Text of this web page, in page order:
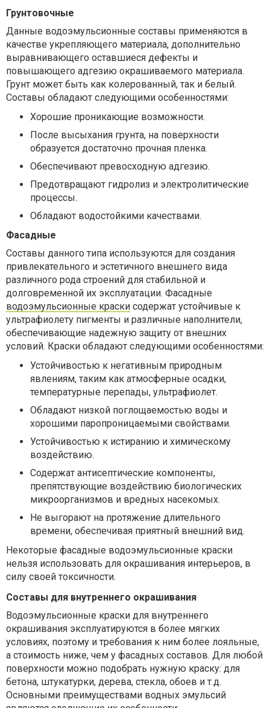
Грунтовочные
Данные водоэмульсионные составы применяются в
качестве укрепляющего материала, дополнительно
выравнивающего оставшиеся дефекты и
повышающего адгезию окрашиваемого материала.
Грунт может быть как колерованный, так и белый.
Составы обладают следующими особенностями:
Хорошие проникающие возможности.
После высыхания грунта, на поверхности
образуется достаточно прочная пленка.
Обеспечивают превосходную адгезию.
Предотвращают гидролиз и электролитические
процессы.
Обладают водостойкими качествами.
Фасадные
Составы данного типа используются для создания
привлекательного и эстетичного внешнего вида
различного рода строений для стабильной и
долговременной их эксплуатации. Фасадные
водоэмульсионные краски содержат устойчивые к
ультрафиолету пигменты и различные наполнители,
обеспечивающие надежную защиту от внешних
условий. Краски обладают следующими особенностями:
Устойчивостью к негативным природным
явлениям, таким как атмосферные осадки,
температурные перепады, ультрафиолет.
Обладают низкой поглощаемостью воды и
хорошими паропроницаемыми свойствами.
Устойчивостью к истиранию и химическому
воздействию.
Содержат антисептические компоненты,
препятствующие воздействию биологических
микроорганизмов и вредных насекомых.
Не выгорают на протяжение длительного
времени, обеспечивая приятный внешний вид.
Некоторые фасадные водоэмульсионные краски
нельзя использовать для окрашивания интерьеров, в
силу своей токсичности.
Составы для внутреннего окрашивания
Водоэмульсионные краски для внутреннего
окрашивания эксплуатируются в более мягких
условиях, поэтому и требования к ним более лояльные,
а стоимость ниже, чем у фасадных составов. Для любой
поверхности можно подобрать нужную краску: для
бетона, штукатурки, дерева, стекла, обоев и т.д.
Основными преимуществами водных эмульсий